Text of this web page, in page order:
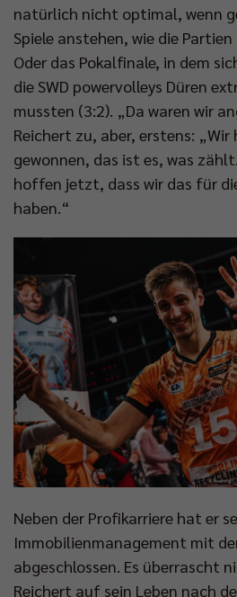
natürlich nicht optimal, wenn
Spiele anstehen, wie die
Oder das Pokalfinale, in dem
die SWD powervolleys Düren
mussten (3:2). „Da waren wir
Reichert zu, aber, erstens: „Wir
gewonnen, das ist es, was
hoffen jetzt, dass wir das für
haben.“
Neben der Profikarriere hat er
Immobilienmanagement mit
abgeschlossen. Es überrascht
Reichert auf sein Leben nach